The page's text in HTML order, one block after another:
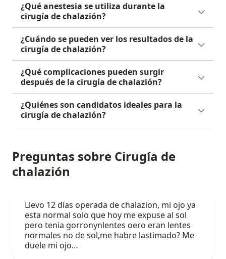
¿Qué anestesia se utiliza durante la
cirugía de chalazión?
¿Cuándo se pueden ver los resultados de la
cirugía de chalazión?
¿Qué complicaciones pueden surgir
después de la cirugía de chalazión?
¿Quiénes son candidatos ideales para la
cirugía de chalazión?
Preguntas sobre Cirugía de
chalazión
Llevo 12 días operada de chalazion, mi ojo ya
esta normal solo que hoy me expuse al sol
pero tenia gorronynlentes oero eran lentes
normales no de sol,me habre lastimado? Me
duele mi ojo…